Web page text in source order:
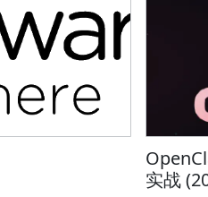
server
cilium-
实战